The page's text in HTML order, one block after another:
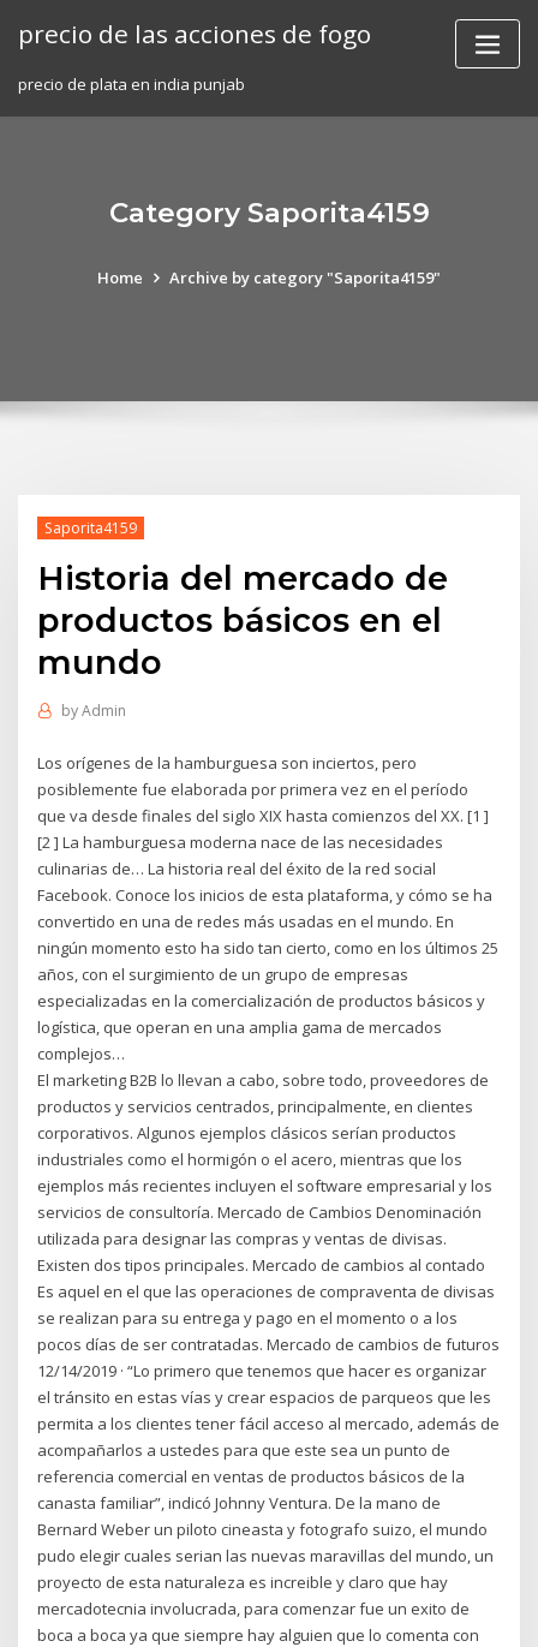
precio de las acciones de fogo
precio de plata en india punjab
Category Saporita4159
Home Archive by category "Saporita4159"
Saporita4159
Historia del mercado de
productos básicos en el
mundo
byAdmin
Los orígenes de la hamburguesa son inciertos, pero
posiblemente fue elaborada por primera vez en el período
que va desde finales del siglo XIX hasta comienzos del XX. [1 ]
[2 ] La hamburguesa moderna nace de las necesidades
culinarias de… La historia real del éxito de la red social
Facebook. Conoce los inicios de esta plataforma, y cómo se ha
convertido en una de redes más usadas en el mundo. En
ningún momento esto ha sido tan cierto, como en los últimos 25
años, con el surgimiento de un grupo de empresas
especializadas en la comercialización de productos básicos y
logística, que operan en una amplia gama de mercados
complejos…
El marketing B2B lo llevan a cabo, sobre todo, proveedores de
productos y servicios centrados, principalmente, en clientes
corporativos. Algunos ejemplos clásicos serían productos
industriales como el hormigón o el acero, mientras que los
ejemplos más recientes incluyen el software empresarial y los
servicios de consultoría. Mercado de Cambios Denominación
utilizada para designar las compras y ventas de divisas.
Existen dos tipos principales. Mercado de cambios al contado
Es aquel en el que las operaciones de compraventa de divisas
se realizan para su entrega y pago en el momento o a los
pocos días de ser contratadas. Mercado de cambios de futuros
12/14/2019 · “Lo primero que tenemos que hacer es organizar
el tránsito en estas vías y crear espacios de parqueos que les
permita a los clientes tener fácil acceso al mercado, además de
acompañarlos a ustedes para que este sea un punto de
referencia comercial en ventas de productos básicos de la
canasta familiar”, indicó Johnny Ventura. De la mano de
Bernard Weber un piloto cineasta y fotografo suizo, el mundo
pudo elegir cuales serian las nuevas maravillas del mundo, un
proyecto de esta naturaleza es increible y claro que hay
mercadotecnia involucrada, para comenzar fue un exito de
boca a boca ya que siempre hay alguien que lo comenta con